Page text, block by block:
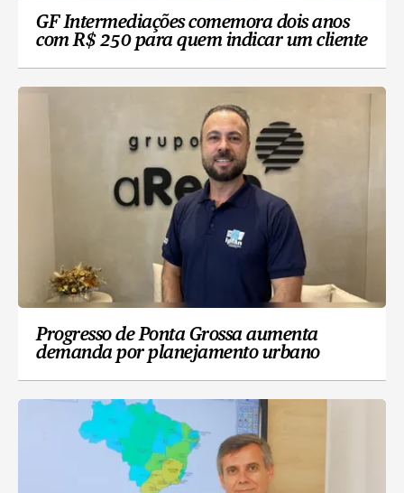
GF Intermediações comemora dois anos
com R$ 250 para quem indicar um cliente
Progresso de Ponta Grossa aumenta
demanda por planejamento urbano